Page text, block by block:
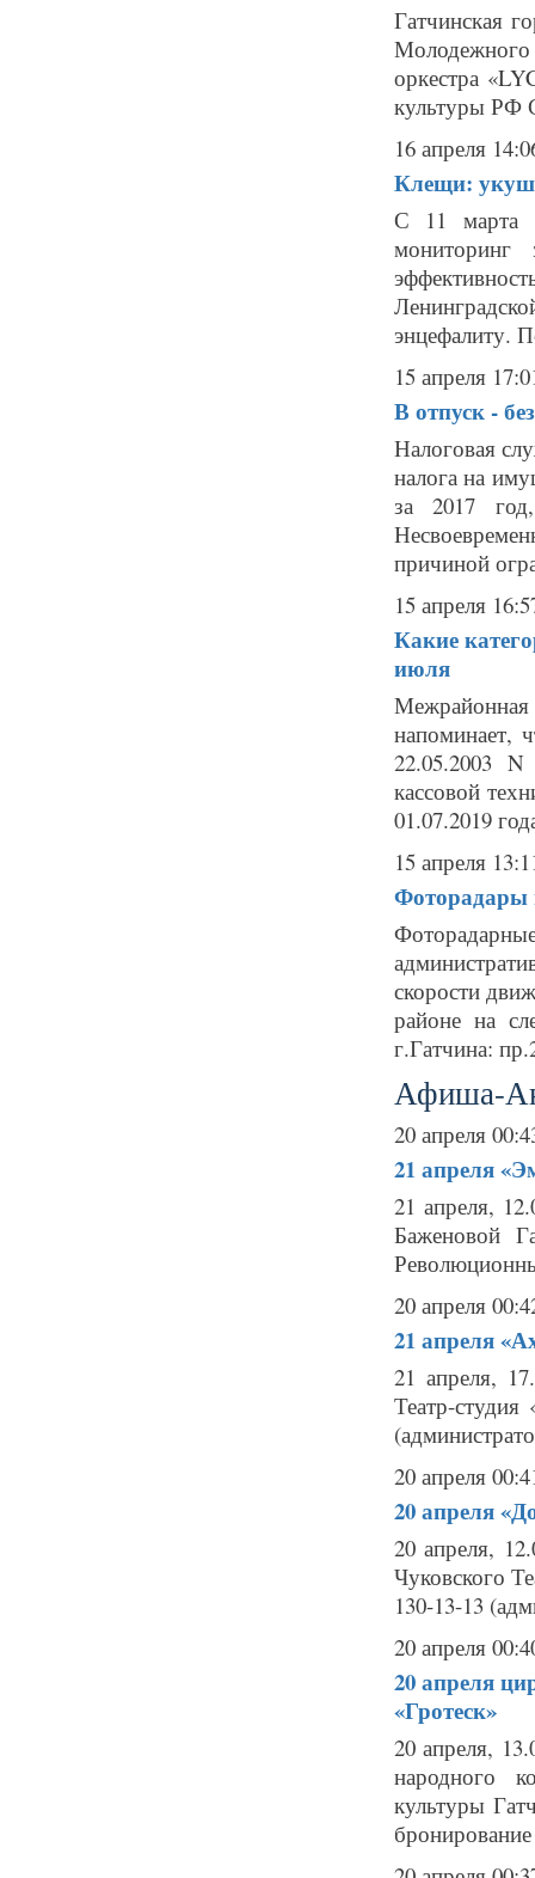
Гатчинская
оркестра
культуры РФ
16 апреля
Клещи:
С 11 марта
энцефалиту.
15 апреля
В отпуск -
Налоговая
налога на
за 2017
причиной
15 апреля
Какие
июля
напоминает,
22.05.2003
кассовой
01.07.2019
15 апреля
Фоторадары
скорости
районе на
г.Гатчина:
Афиша-
20 апреля
21 апреля
21 апреля,
Баженовой
20 апреля
21 апреля
21 апреля,
Театр-
20 апреля
20 апреля
20 апреля,
Чуковского
130-13-13
20 апреля
20 апреля
«Гротеск»
20 апреля,
народного
культуры